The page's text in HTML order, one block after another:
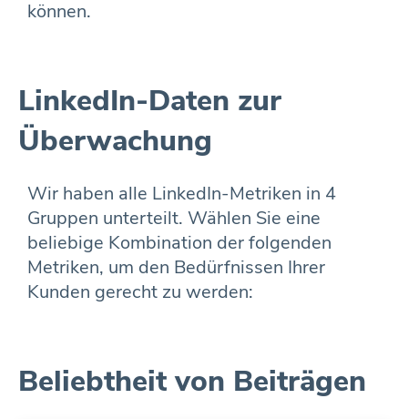
können.
LinkedIn-Daten zur
Überwachung
Wir haben alle LinkedIn-Metriken in 4
Gruppen unterteilt. Wählen Sie eine
beliebige Kombination der folgenden
Metriken, um den Bedürfnissen Ihrer
Kunden gerecht zu werden:
Beliebtheit von Beiträgen